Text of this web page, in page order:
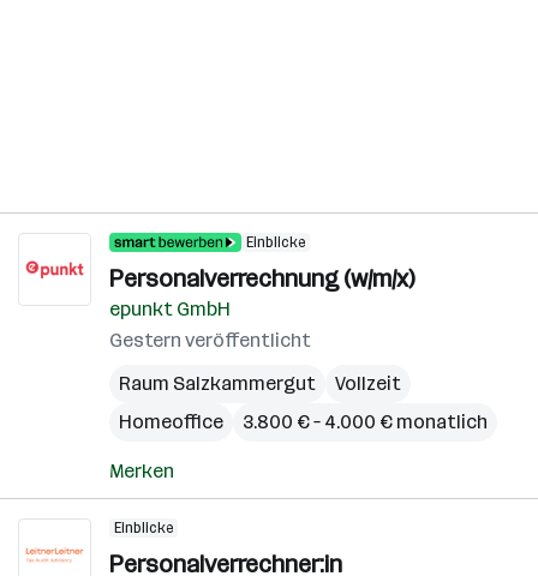
Einblicke
Personalverrechnung (w/m/x)
epunkt GmbH
Gestern veröffentlicht
Raum Salzkammergut
Vollzeit
Homeoffice
3.800 € – 4.000 € monatlich
Merken
Einblicke
Personalverrechner:in